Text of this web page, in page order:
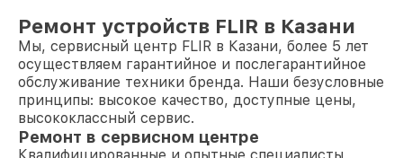
Ремонт устройств FLIR в Казани
Мы, сервисный центр FLIR в Казани, более 5 лет
осуществляем гарантийное и послегарантийное
обслуживание техники бренда. Наши безусловные
принципы: высокое качество, доступные цены,
высококлассный сервис.
Ремонт в сервисном центре